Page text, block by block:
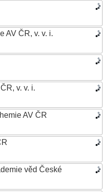
AV ČR, v. v. i.
v. v. i.
AV ČR
věd České